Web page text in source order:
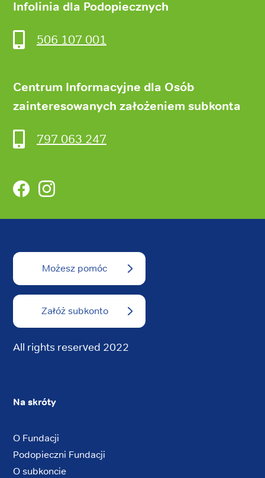
Infolinia dla Podopiecznych
506 107 001
Centrum Informacyjne dla Osób
zainteresowanych założeniem subkonta
797 063 247
FacebookInstagram
Możesz pomóc
Załóż subkonto
All rights reserved 2022
Na skróty
O Fundacji
Podopieczni Fundacji
O subkoncie